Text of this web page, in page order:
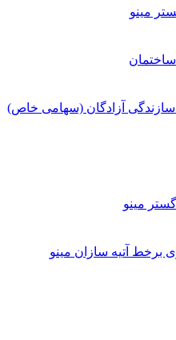
مینو
آزادگان (سهامی خاص)
مینو
برخط آتیه سازان مینو